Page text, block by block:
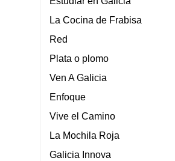
La Cocina de Frabisa
Red
Plata o plomo
Ven A Galicia
Enfoque
Vive el Camino
La Mochila Roja
Galicia Innova